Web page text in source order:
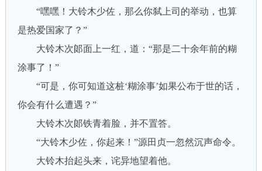
“嘿嘿！大铃木少佐，那么你弑上司的举动，也算
是热爱国家了？”
大铃木次郞面上一红，道：“那是二十余年前的糊
涂事了！”
“可是，你可知道这桩‘糊涂事’如果公布于世的话，
你会有什么遭遇？”
大铃木次郞铁青着脸，并不置答。
“大铃木少佐，你起来！”源田贞一忽然沉声命令。
大铃木抬起头来，诧异地望着他。